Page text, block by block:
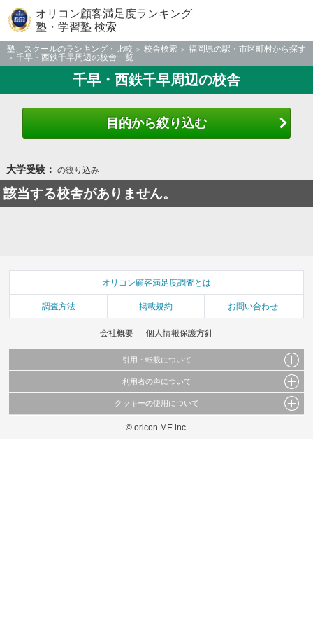
オリコン顧客満足度ランキング
塾・学習塾 検索
塾、スクールのランキング・比較 校舎検索
福岡県の駅・市区町村から探す
千早・西鉄千早周辺の校舎一覧
千早・西鉄千早周辺の校舎
目的から絞り込む
大学受験： の絞り込み
該当する校舎がありません。
オリコン顧客満足度調査とは
調査方法 掲載規約 お問い合わせ
会社概要 個人情報保護方針
引用・転載について
当サイトで公開されている情報（文字、写真、イラスト、画像データ等）及びこれらの配
これらの情報を権利者の許可なく無断転載・複製などの二次利用を行うことは固く禁じて
利用者の声について
当サイトに掲載している内容はすべてサービスの利用者が提出された見解・感想です。
弊社の見解・ 意見ではないことをご理解いただいた上でご覧ください。
クッキーの使用について
このサイトでは Cookie を使用して、ユーザーに合わせたコンテンツや広告の表示、ソー
© oricon ME inc.